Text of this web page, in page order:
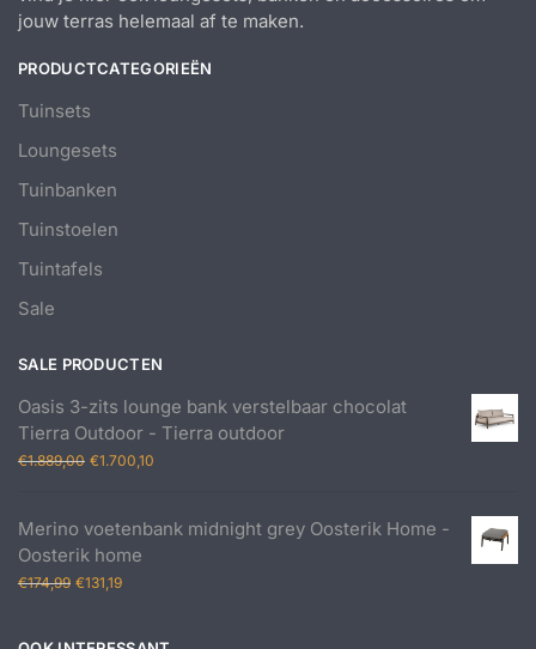
jouw terras helemaal af te maken.
PRODUCTCATEGORIEËN
Tuinsets
Loungesets
Tuinbanken
Tuinstoelen
Tuintafels
Sale
SALE PRODUCTEN
Oasis 3-zits lounge bank verstelbaar chocolat
Tierra Outdoor - Tierra outdoor
€1.889,00 Oorspronkelijke
€1.889,00.
€1.700,10
€1.700,10.
Merino voetenbank midnight grey Oosterik Home -
Oosterik home
€174,99 Oorspronkelijke
€131,19Huidige